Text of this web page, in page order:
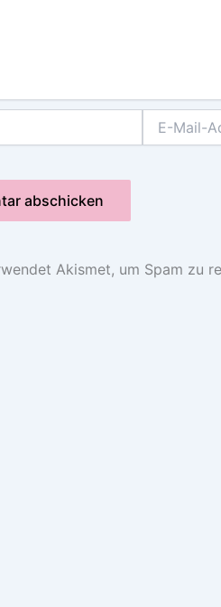
Mail-
Akismet, um Spam zu